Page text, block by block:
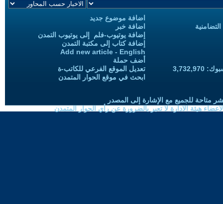
اضافة موضوع جديد
اضافة خبر
إضافة يوتيوب-فلم إلى يوتيوب التمدن
إضافة كتاب إلى مكتبة التمدن
Add new article - English
أضف حملة
تعديل الموقع الفرعي للكاتب-ة
ابحث في موقع الحوار المتمدن
متاحة للجميع مع الإشارة إلى المصدر
هيئة الادارة لا تعبر بالضرورة عن رأي الحوار المتمدن